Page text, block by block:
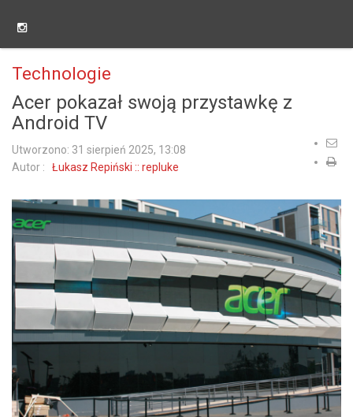
Technologie
Acer pokazał swoją przystawkę z
Android TV
Utworzono: 31 sierpień 2025, 13:08
Autor : Łukasz Repiński :: repluke